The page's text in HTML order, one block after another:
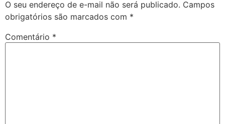
O seu endereço de e-mail não será publicado. Campos
obrigatórios são marcados com *
Comentário *